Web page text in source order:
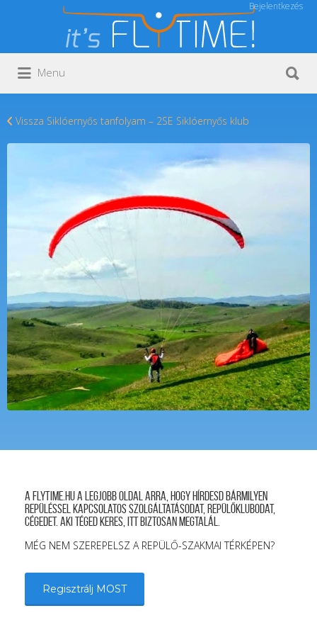
Bejelentkezés
Keresés:
Menu
Vissza Siklóernyős tanfolyam – 2SE Siklóernyős klub
A FLYTIME.HU a legjobb oldal arra, hogy hírdesd bármilyen
repüléssel kapcsolatos szolgáltatásodat, repülőklubodat,
cégedet. Aki téged keres, itt biztosan megtalál.
MÉG NEM SZEREPELSZ A REPÜLŐ-SZAKMAI TÉRKÉPEN?
Regisztrálj MOST